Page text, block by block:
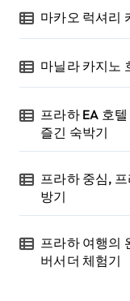
마카오 럭셔리
마닐라 카지노
프라하 EA 호
즐긴 숙박기
프라하 중심,
방기
프라하 여행의
버서더 체험기